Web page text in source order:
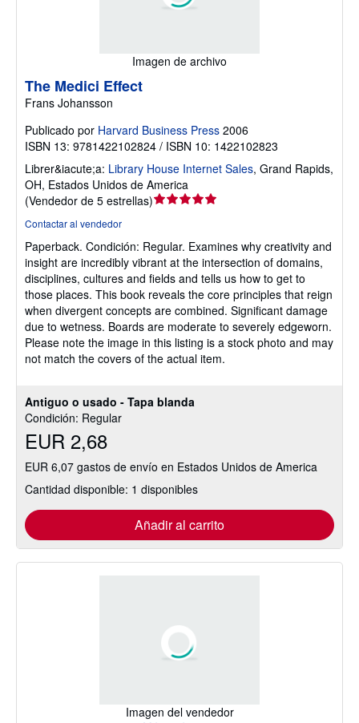
Imagen de archivo
Antiguo o usado - Tapa blanda
Condición: Regular
EUR 2,68
EUR 6,07 gastos de envío en Estados Unidos de America
Cantidad disponible: 1 disponibles
Añadir al carrito
The Medici Effect
Frans Johansson
Publicado por Harvard Business Press 2006
ISBN 13: 9781422102824 / ISBN 10: 1422102823
Librer&iacute;a: Library House Internet Sales, Grand Rapids,
OH, Estados Unidos de America
(Vendedor de 5 estrellas)Calificación
5
de
5
estrellas
Contactar al vendedor
Paperback. Condición: Regular. Examines why creativity and
insight are incredibly vibrant at the intersection of domains,
disciplines, cultures and fields and tells us how to get to
those places. This book reveals the core principles that reign
when divergent concepts are combined. Significant damage
due to wetness. Boards are moderate to severely edgeworn.
Please note the image in this listing is a stock photo and may
not match the covers of the actual item.
Imagen del vendedor